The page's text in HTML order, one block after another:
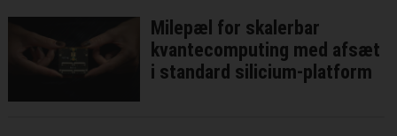
Milepæl for skalerbar
kvantecomputing med afsæt
i standard silicium-platform